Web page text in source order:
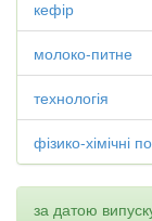
кефір
молоко-питне
технологія
фізико-хімічні
за датою